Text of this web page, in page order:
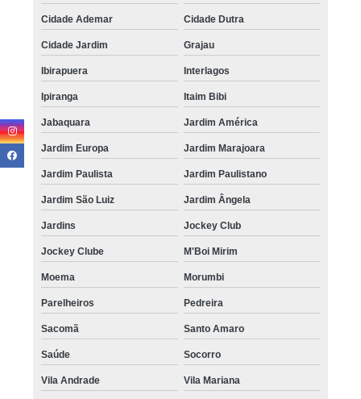
Cidade Ademar Cidade Dutra
Cidade Jardim Grajau
Ibirapuera Interlagos
Ipiranga Itaim Bibi
Jabaquara Jardim América
Jardim Europa Jardim Marajoara
Jardim Paulista Jardim Paulistano
Jardim São Luiz Jardim Ângela
Jardins Jockey Club
Jockey Clube M'Boi Mirim
Moema Morumbi
Parelheiros Pedreira
Sacomã Santo Amaro
Saúde Socorro
Vila Andrade Vila Mariana